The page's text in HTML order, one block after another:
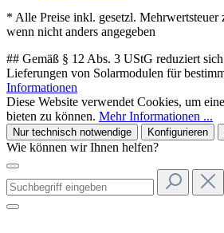
* Alle Preise inkl. gesetzl. Mehrwertsteuer
wenn nicht anders angegeben
## Gemäß § 12 Abs. 3 UStG reduziert
Lieferungen von Solarmodulen für
Informationen
Diese Website verwendet Cookies, um
bieten zu können. Mehr Informationen ...
Nur technisch notwendige Konfigurieren
Wie können wir Ihnen helfen?